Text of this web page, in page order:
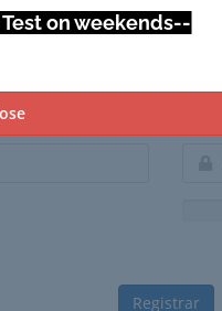
on weekends--